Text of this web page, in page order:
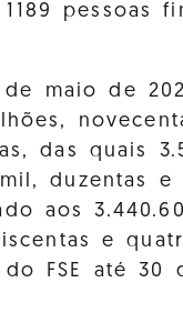
pessoas
maio de
das quais
duzentas e
aos
e
FSE até 30